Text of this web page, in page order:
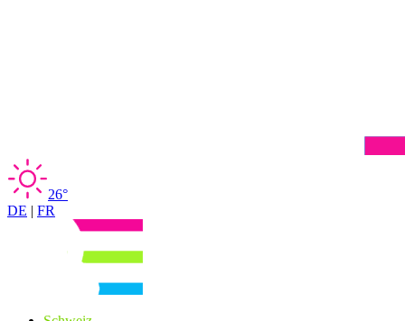
26°
DE | FR